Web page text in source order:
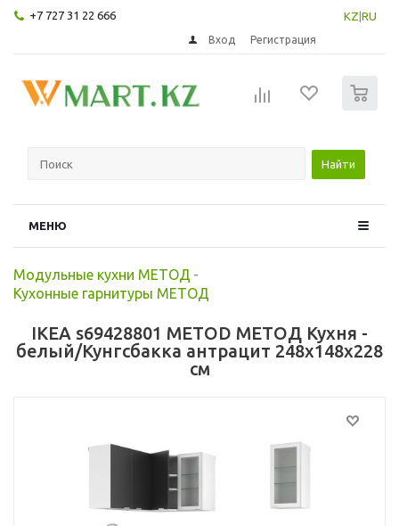
+7 727 31 22 666 KZ RU
Вход Регистрация
Найти
МЕНЮ
Модульные кухни МЕТОД -
Кухонные гарнитуры МЕТОД
IKEA s69428801 METOD МЕТОД Кухня -
белый/Кунгсбакка антрацит 248x148x228
см